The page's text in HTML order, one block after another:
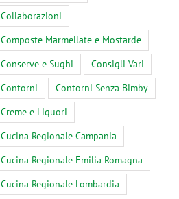
Collaborazioni
Composte Marmellate e Mostarde
Conserve e Sughi
Consigli Vari
Contorni
Contorni Senza Bimby
Creme e Liquori
Cucina Regionale Campania
Cucina Regionale Emilia Romagna
Cucina Regionale Lombardia